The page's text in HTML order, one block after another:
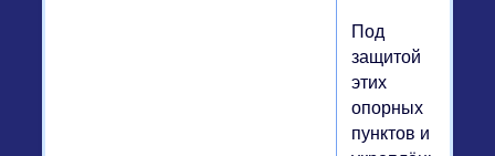
Под
защитой
этих
опорных
пунктов и